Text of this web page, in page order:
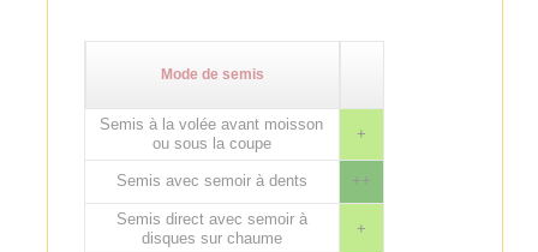
Mode de semis
Semis à la volée avant moisson
ou sous la coupe
+
Semis avec semoir à dents ++
Semis direct avec semoir à
disques sur chaume
+